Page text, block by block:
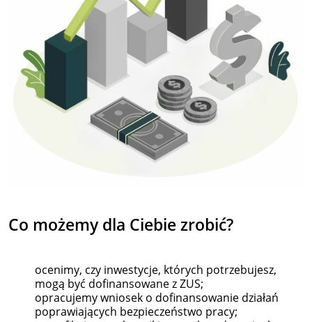
Co możemydla Ciebie zrobić?
ocenimy, czy inwestycje, których potrzebujesz,
mogą być dofinansowane z ZUS;
opracujemy wniosek o dofinansowanie działań
poprawiających bezpieczeństwo pracy;